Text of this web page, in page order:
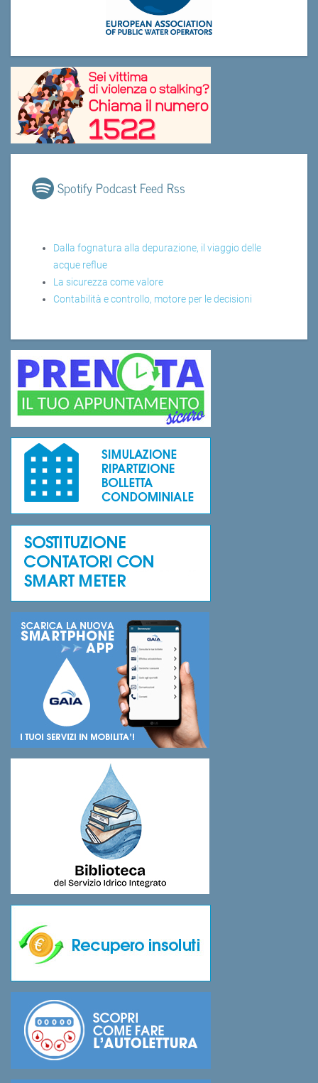
Spotify Podcast Feed Rss
Dalla fognatura alla depurazione, il viaggio delle
acque reflue
La sicurezza come valore
Contabilità e controllo, motore per le decisioni